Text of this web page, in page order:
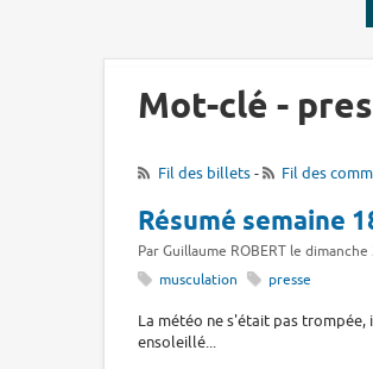
Mot-clé -
Fil des billets- Fil des
Résumé semaine
Par Guillaume ROBERT le
musculation
presse
La météo ne s'était pas
ensoleillé...